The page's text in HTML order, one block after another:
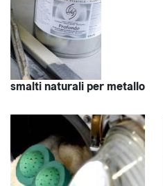
smalti naturali per metallo